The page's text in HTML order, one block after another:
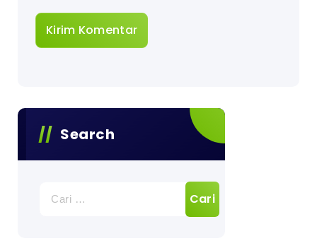
Search
untuk: